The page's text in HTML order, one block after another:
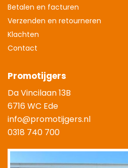
Betalen en facturen
Verzenden en retourneren
Klachten
Contact
Promotijgers
Da Vincilaan 13B
6716 WC Ede
info@promotijgers.nl
0318 740 700